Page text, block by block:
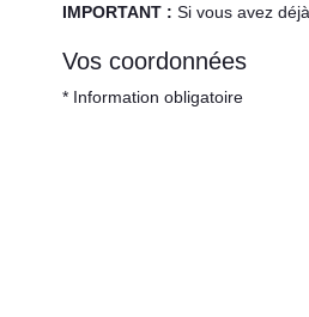
IMPORTANT : Si vous avez
Vos coordonnées
* Information obligatoire